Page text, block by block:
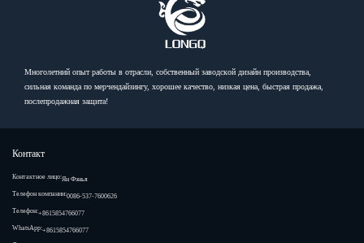
Контакт
Контактное лицо:Ян Фэнья
Телефон компании:0086-537-7600626
Телефон:+8615854766077
WhatsApp:+8615854766077
Многолетний опыт работы в отрасли, собственный заводской дизайн производства,
сильная команда по мерчендайзингу, хорошее качество, низкая цена, быстрая продажа,
послепродажная защита!